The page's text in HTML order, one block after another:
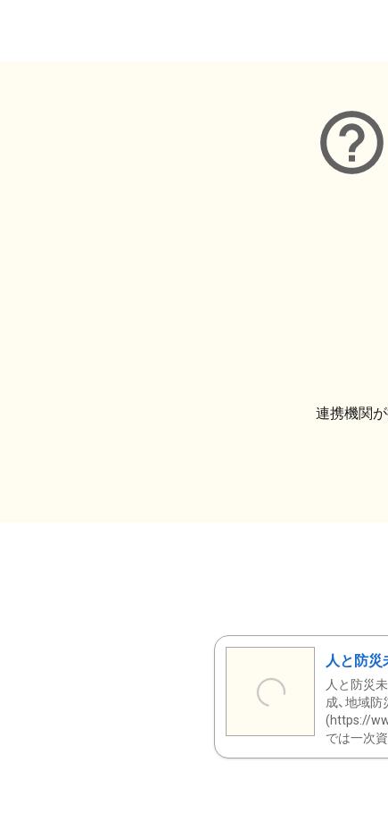
連携機関
人と防
人と防災
成、地域
(https://
では一次資